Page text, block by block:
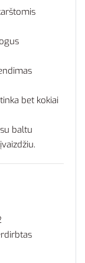
bet kokiai
baltu